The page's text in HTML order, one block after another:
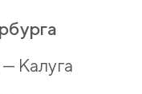
Калуга